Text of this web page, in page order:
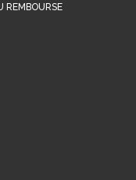
REMBOURSE